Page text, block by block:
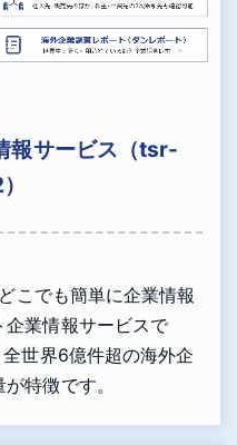
報サービス（tsr-
こでも簡単に企業情報
企業情報サービスで
世界6億件超の海外企
特徴です。